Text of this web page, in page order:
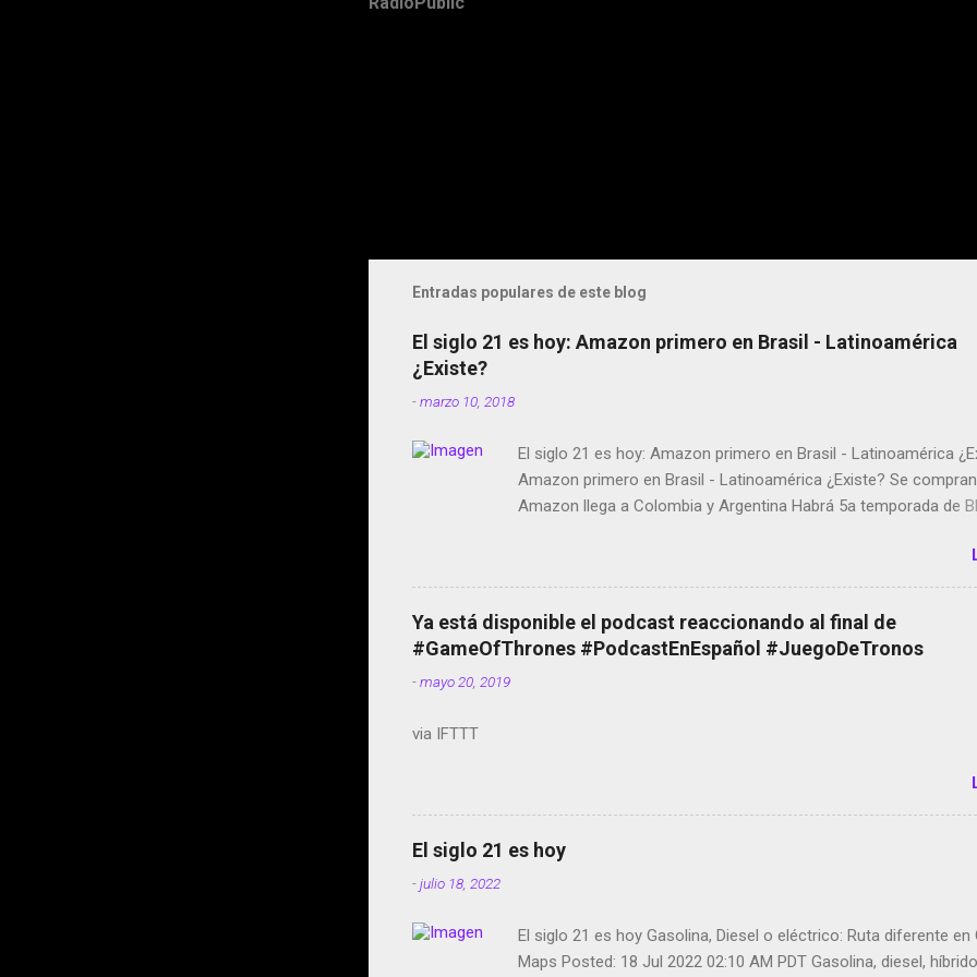
Entradas populares de este blog
El siglo 21 es hoy: Amazon primero en Brasil - Latinoamérica
¿Existe?
-marzo 10, 2018
El siglo 21 es hoy: Amazon primero en Brasil - Latinoamérica
Amazon primero en Brasil - Latinoamérica ¿Existe? Se
Amazon llega a Colombia y Argentina Habrá 5a temporada de
copyright en Instagram Música y vídeo selfies en la red social
Scott saca a Kevin Spacey de su película Francisco regaña a
el smartphone en sus misas La serie de la Tierra Media GoBee -
de bicicletas de alquiler Stop Motion en Instagram Vodafone:
tumbado. Amazon Music: Chingo yo, chingas tu... http://amzn.to/
Ya está disponible el podcast reaccionando al final de
#GameOfThrones #PodcastEnEspañol #JuegoDeTronos
-mayo 20, 2019
via IFTTT
El siglo 21 es hoy
-julio 18, 2022
El siglo 21 es hoy Gasolina, Diesel o eléctrico: Ruta diferente en
Maps Posted: 18 Jul 2022 02:10 AM PDT Gasolina, diesel,